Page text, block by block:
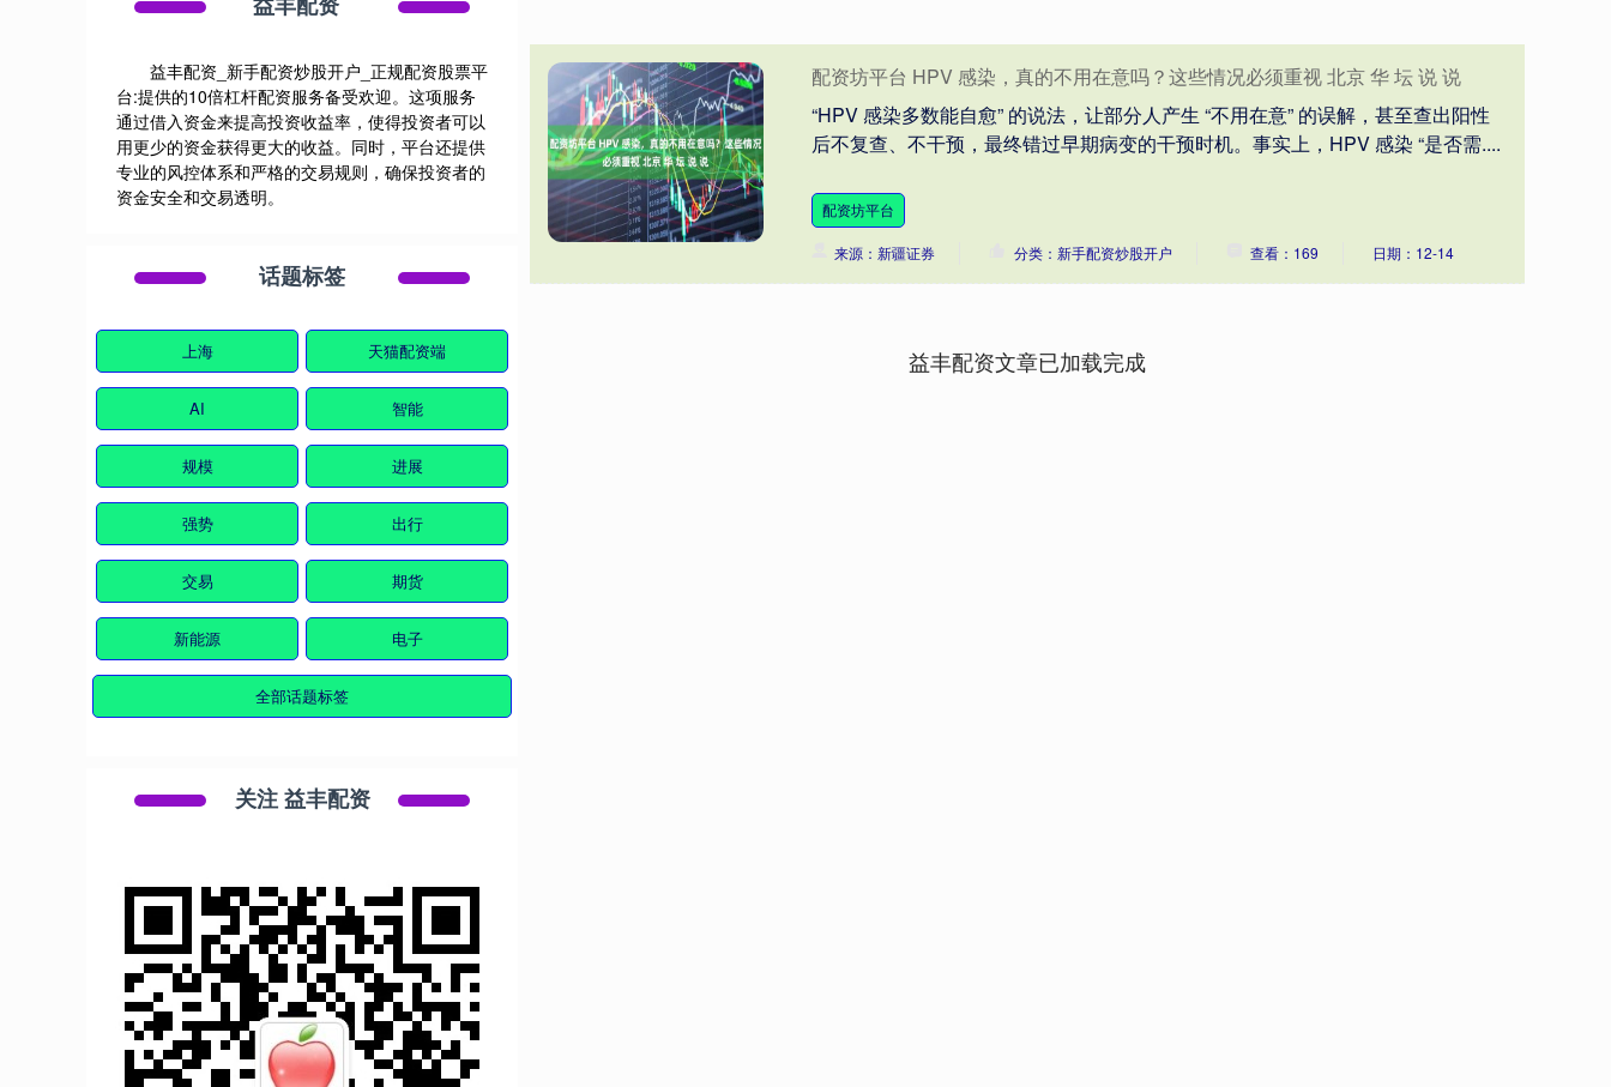
配资坊平台 HPV 感染，真的不用在意吗？这些情况必须重视 北京 华 坛 说 说
“HPV 感染多数能自愈” 的说法，让部分人产生 “不用在意” 的误解，甚至查出阳性
后不复查、不干预，最终错过早期病变的干预时机。事实上，HPV 感染 “是否需....
配资坊平台
来源：新疆证券 分类：新手配资炒股开户 查看：169 日期：12-14
益丰配资文章已加载完成
益丰配资_新手配资炒股开户_正规配资股票平
台:提供的10倍杠杆配资服务备受欢迎。这项服务
通过借入资金来提高投资收益率，使得投资者可以
用更少的资金获得更大的收益。同时，平台还提供
专业的风控体系和严格的交易规则，确保投资者的
资金安全和交易透明。
话题标签
上海 天猫配资端
AI 智能
规模 进展
强势 出行
交易 期货
新能源 电子
全部话题标签
关注 益丰配资